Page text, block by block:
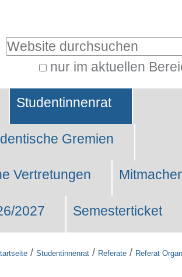
nur im aktuellen
Studentinnenrat
Gremien
Vertretungen
2027 Semesterticket
/ Studentinnenrat / Referate / Referat